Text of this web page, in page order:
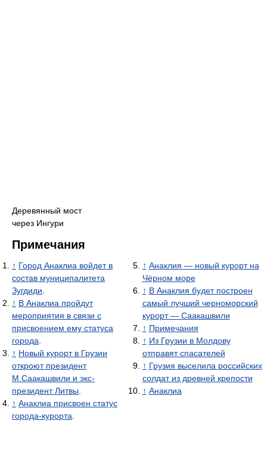
Деревянный мост
через Ингури
Примечания
↑ Город Анаклиа войдет в
состав муниципалитета
Зугдиди
↑ В Анаклиа пройдут
мероприятия в связи с
присвоением ему статуса
города
↑ Новый курорт в Грузии
откроют президент
М.Саакашвили и экс-
президент Литвы
↑ Анаклиа присвоен статус
города-курорта
↑ Анаклия — новый курорт на
Чёрном море
↑ В Анаклия будет построен
самый лучший черноморский
курорт — Саакашвили
↑ Примечания
↑ Из Грузии в Молдову
отправят спасателей
↑ Грузия выселила российских
солдат из древней крепости
↑ Анаклиа